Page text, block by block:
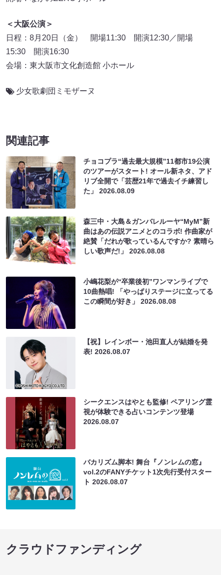
＜大阪公演＞
日程：8月20日（金） 開場11:30 開演12:30／開場
15:30 開演16:30
会場：東大阪市文化創造館 小ホール
少女歌劇団ミモザーヌ
関連記事
チョコプラ“過去最大規模”11都市19公演
のツアーがスタート! オール新ネタ、アド
リブ全開で「芸歴21年で過去イチ練習し
た」2026.08.09
森三中・大島＆ガンバレルーヤ“MyM”新
曲はあの伝説アニメとのコラボ! 作曲家が
絶賛「だれが歌っているんですか? 素晴ら
しい歌声だ!」2026.08.08
小嶋花梨が“卒業後初”ワンマンライブで
10曲熱唱! 「やっぱりステージに立ってる
この瞬間が好き」2026.08.08
【祝】レインボー・池田直人が結婚を発
表!2026.08.07
シークエンスはやとも監修! ペアリング霊
視が体験できる占いコンテンツ登場
2026.08.07
バカリズム脚本! 舞台『ノンレムの窓』
vol.2のFANYチケット1次先行受付スター
ト2026.08.07
クラウドファンディング